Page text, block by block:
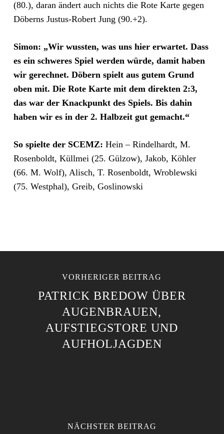
(80.), daran ändert auch nichts die Rote Karte gegen
Döberns Justus-Robert Jung (90.+2).
Simon: „Wir wussten, was uns hier erwartet. Dass
es ein schweres Spiel werden würde, damit haben
wir gerechnet. Döbern spielt aus gutem Grund
oben mit. Die Rote Karte mit dem direkten 2:3,
das war der Knackpunkt des Spiels. Bis dahin
haben wir es in der 2. Halbzeit gut gemacht.“
So spielte der SCEMZ: Hein – Rindelhardt, M.
Rosenboldt, Küllmei (25. Gülzow), Jakob, Köhler
(66. M. Wolf), Alisch, T. Rosenboldt, Wroblewski
(75. Westphal), Greib, Goslinowski
VORHERIGER BEITRAG
PATRICK BREDOW ÜBER
AUGENBRAUEN,
AUFSTIEGSTORE UND
AUFHOLJAGDEN
NÄCHSTER BEITRAG